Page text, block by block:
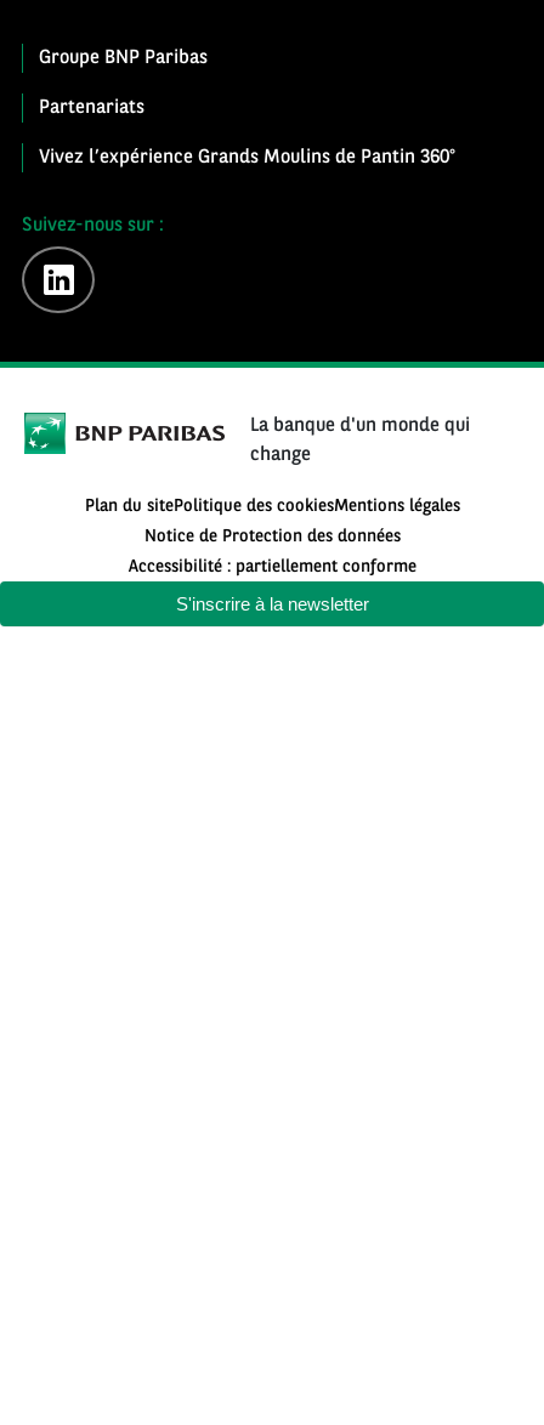
S'inscrire à la newsletter
Groupe BNP Paribas
Partenariats
Vivez l’expérience Grands Moulins de Pantin 360°
Suivez-nous sur :
linkedin
La banque d'un monde qui
change
Plan du sitePolitique des cookiesMentions légales
Notice de Protection des données
Accessibilité : partiellement conforme